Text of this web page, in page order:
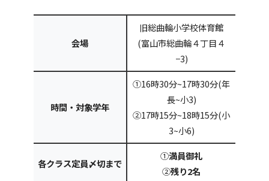
会場
旧総曲輪小学校体育館
(富山市総曲輪４丁目４
−3)
時間・対象学年
①16時30分~17時30分(年
長~小3)
②17時15分~18時15分(小
3~小6)
各クラス定員〆切まで
①満員御礼
②残り2名